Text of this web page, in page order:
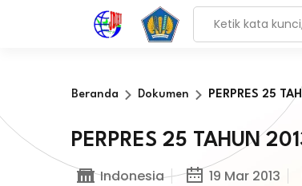
Beranda Dokumen PERPRES 25
PERPRES 25 TAHUN
Indonesia 19 Mar 2013